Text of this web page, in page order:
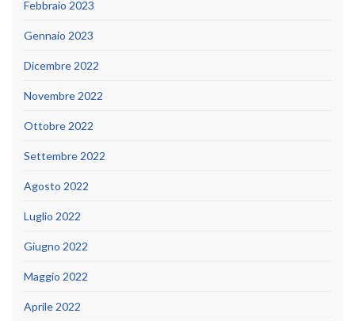
Febbraio 2023
Gennaio 2023
Dicembre 2022
Novembre 2022
Ottobre 2022
Settembre 2022
Agosto 2022
Luglio 2022
Giugno 2022
Maggio 2022
Aprile 2022